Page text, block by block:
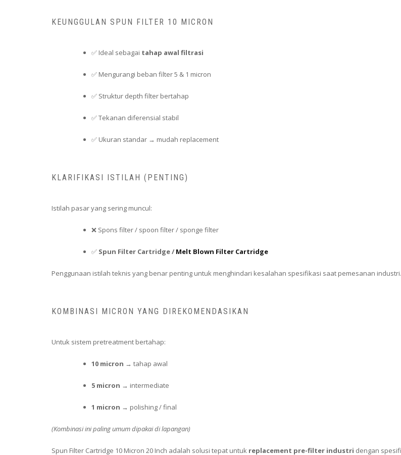
KEUNGGULAN SPUN FILTER 10 MICRON
✅ Ideal sebagai tahap awal filtrasi
✅ Mengurangi beban filter 5 & 1 micron
✅ Struktur depth filter bertahap
✅ Tekanan diferensial stabil
✅ Ukuran standar → mudah replacement
KLARIFIKASI ISTILAH (PENTING)
Istilah pasar yang sering muncul:
❌ Spons filter / spoon filter / sponge filter
✅ Spun Filter Cartridge / Melt Blown Filter Cartridge
Penggunaan istilah teknis yang benar penting untuk menghindari kesalahan spesifikasi saat pemesanan industri.
KOMBINASI MICRON YANG DIREKOMENDASIKAN
Untuk sistem pretreatment bertahap:
10 micron → tahap awal
5 micron → intermediate
1 micron → polishing / final
(Kombinasi ini paling umum dipakai di lapangan)
Spun Filter Cartridge 10 Micron 20 Inch adalah solusi tepat untuk replacement pre-filter industri dengan